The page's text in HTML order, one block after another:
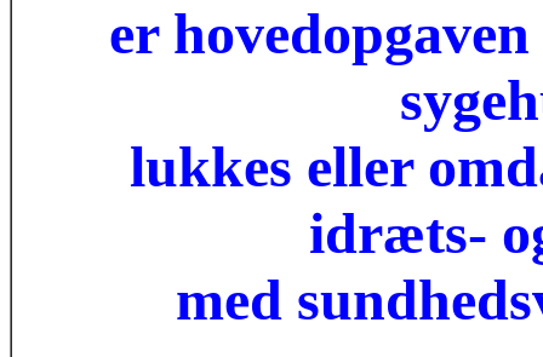
er
lukkes eller
idræts-
med